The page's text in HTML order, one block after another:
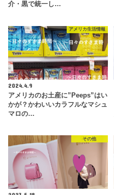
介・黒で統一し…
アメリカ生活情報
2024.4.9
アメリカのお土産に”Peeps”はい
かが？かわいいカラフルなマシュ
マロの…
その他